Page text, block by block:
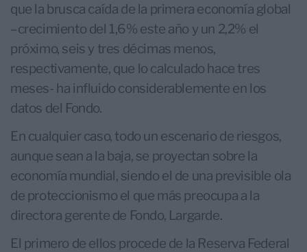
que la brusca caída de la primera economía global
–crecimiento del 1,6% este año y un 2,2% el
próximo, seis y tres décimas menos,
respectivamente, que lo calculado hace tres
meses- ha influido considerablemente en los
datos del Fondo.
En cualquier caso, todo un escenario de riesgos,
aunque sean a la baja, se proyectan sobre la
economía mundial, siendo el de una previsible ola
de proteccionismo el que más preocupa a la
directora gerente de Fondo, Largarde.
El primero de ellos procede de la Reserva Federal